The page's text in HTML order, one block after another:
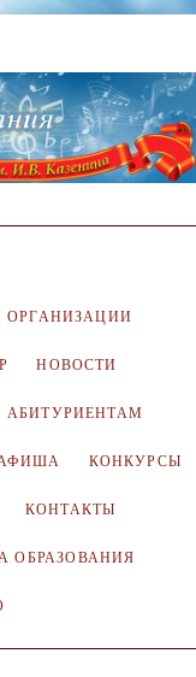
ОРГАНИЗАЦИИ
НОВОСТИ
АБИТУРИЕНТАМ
КОНКУРСЫ
КОНТАКТЫ
ОБРАЗОВАНИЯ